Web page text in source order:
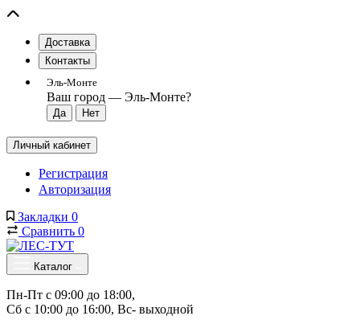
Доставка
Контакты
Эль-Монте
Ваш город — Эль-Монте?
Личный кабинет
Регистрация
Авторизация
Закладки 0
Сравнить 0
Каталог
Пн-Пт с 09:00 до 18:00,
Сб с 10:00 до 16:00, Вс- выходной